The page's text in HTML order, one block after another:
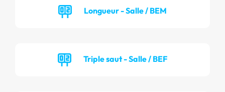
Longueur - Salle / BEM
Triple saut - Salle / BEF